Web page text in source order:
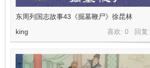
东周列国志故事43《掘墓鞭尸》徐昆林
喜欢: 0 回复:
king